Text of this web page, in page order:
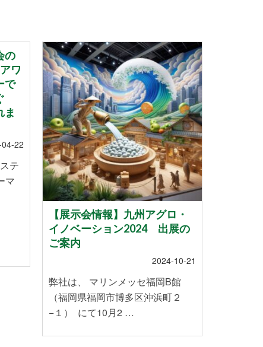
の
ワ
で
ま
22
テ
マ
【展示会情報】九州アグロ・
イノベーション2024 出展の
ご案内
2024-10-21
弊社は、 マリンメッセ福岡B館
（福岡県福岡市博多区沖浜町２
−１） にて10月2 …